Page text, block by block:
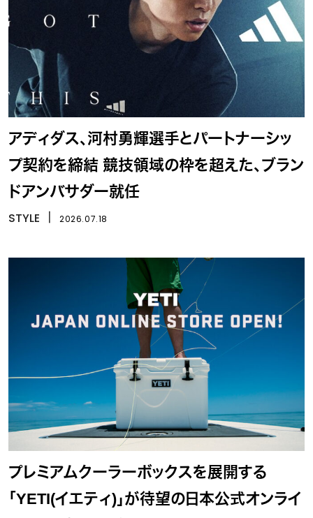
アディダス、河村勇輝選手とパートナーシッ
プ契約を締結 競技領域の枠を超えた、ブラン
ドアンバサダー就任
STYLE 2026.07.18
プレミアムクーラーボックスを展開する
「YETI(イエティ)」が待望の日本公式オンライ